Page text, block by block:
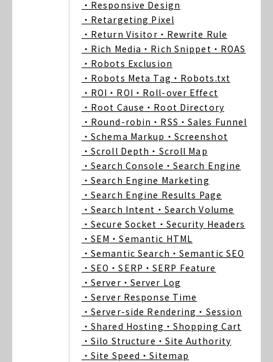
・Responsive Design
・Retargeting Pixel
・Return Visitor ・Rewrite Rule
・Rich Media ・Rich Snippet ・ROAS
・Robots Exclusion
・Robots Meta Tag ・Robots.txt
・ROI ・ROI ・Roll-over Effect
・Root Cause ・Root Directory
・Round-robin ・RSS ・Sales Funnel
・Schema Markup ・Screenshot
・Scroll Depth ・Scroll Map
・Search Console ・Search Engine
・Search Engine Marketing
・Search Engine Results Page
・Search Intent ・Search Volume
・Secure Socket ・Security Headers
・SEM ・Semantic HTML
・Semantic Search ・Semantic SEO
・SEO ・SERP ・SERP Feature
・Server ・Server Log
・Server Response Time
・Server-side Rendering ・Session
・Shared Hosting ・Shopping Cart
・Silo Structure ・Site Authority
・Site Speed ・Sitemap